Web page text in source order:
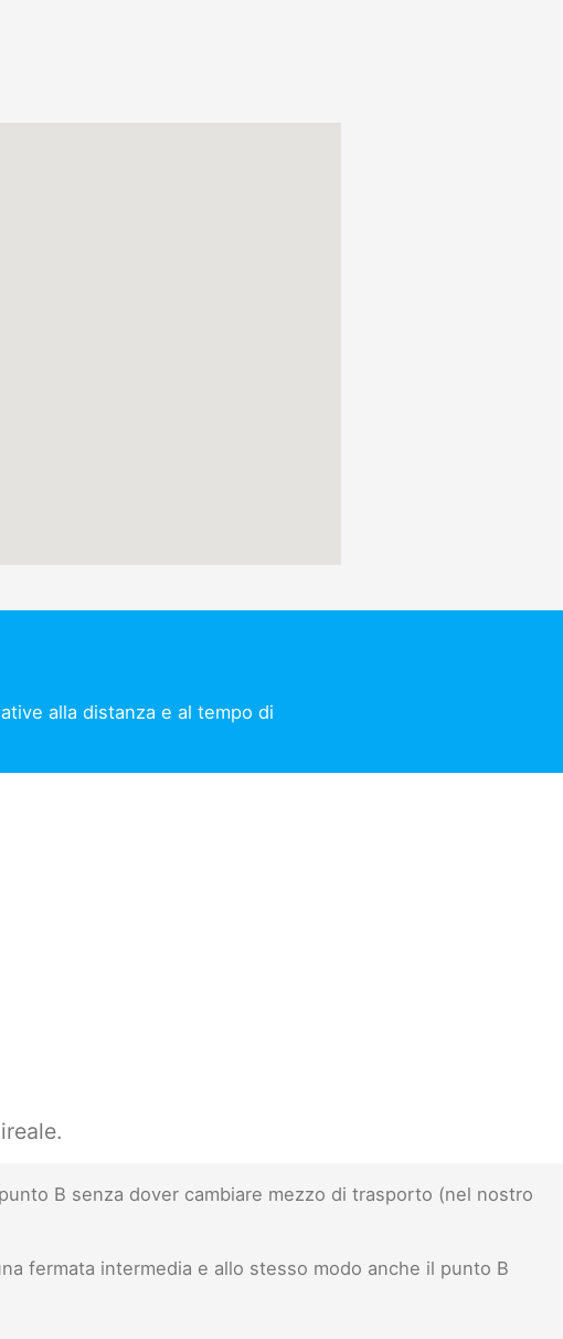
alla distanza e al tempo di
B senza dover cambiare mezzo di trasporto (nel nostro
fermata intermedia e allo stesso modo anche il punto B